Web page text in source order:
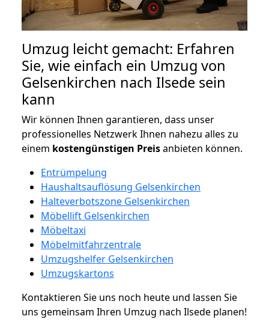
Umzug leicht gemacht: Erfahren
Sie, wie einfach ein Umzug von
Gelsenkirchen nach Ilsede sein
kann
Wir können Ihnen garantieren, dass unser
professionelles Netzwerk Ihnen nahezu alles zu
einem kostengünstigen Preisanbieten können.
Entrümpelung
Haushaltsauflösung Gelsenkirchen
Halteverbotszone Gelsenkirchen
Möbellift Gelsenkirchen
Möbeltaxi
Möbelmitfahrzentrale
Umzugshelfer Gelsenkirchen
Umzugskartons
Kontaktieren Sie uns noch heute und lassen Sie
uns gemeinsam Ihren Umzug nach Ilsede planen!